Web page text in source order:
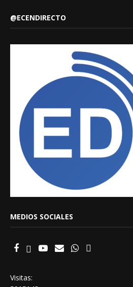
@ECENDIRECTO
MEDIOS SOCIALES
Visitas: